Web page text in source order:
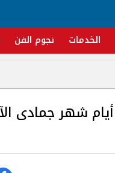
الخدمات نجوم الفن